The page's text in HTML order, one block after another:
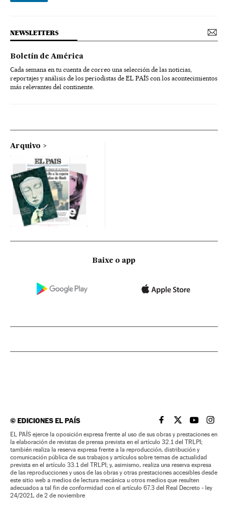
NEWSLETTERS
Boletín de América
Cada semana en tu cuenta de correo una selección de las noticias,
reportajes y análisis de los periodistas de EL PAÍS con los acontecimientos
más relevantes del continente.
Arquivo
Baixe o app
©EDICIONES EL PAÍS EL PAÍS BRASIL EN
EL PAÍSEL PAÍS
EL
EL PAÍS ejerce la oposición expresa frente al uso de sus obras y prestaciones en
la elaboración de revistas de prensa prevista en el artículo 32.1 del TRLPI;
también realiza la reserva expresa frente a la reproducción, distribución y
comunicación pública de sus trabajos y artículos sobre temas de actualidad
prevista en el artículo 33.1 del TRLPI; y, asimismo, realiza una reserva expresa
de las reproducciones y usos de las obras y otras prestaciones accesibles desde
este sitio web a medios de lectura mecánica u otros medios que resulten
adecuados a tal fin de conformidad con el artículo 67.3 del Real Decreto - ley
24/2021, de 2 de noviembre